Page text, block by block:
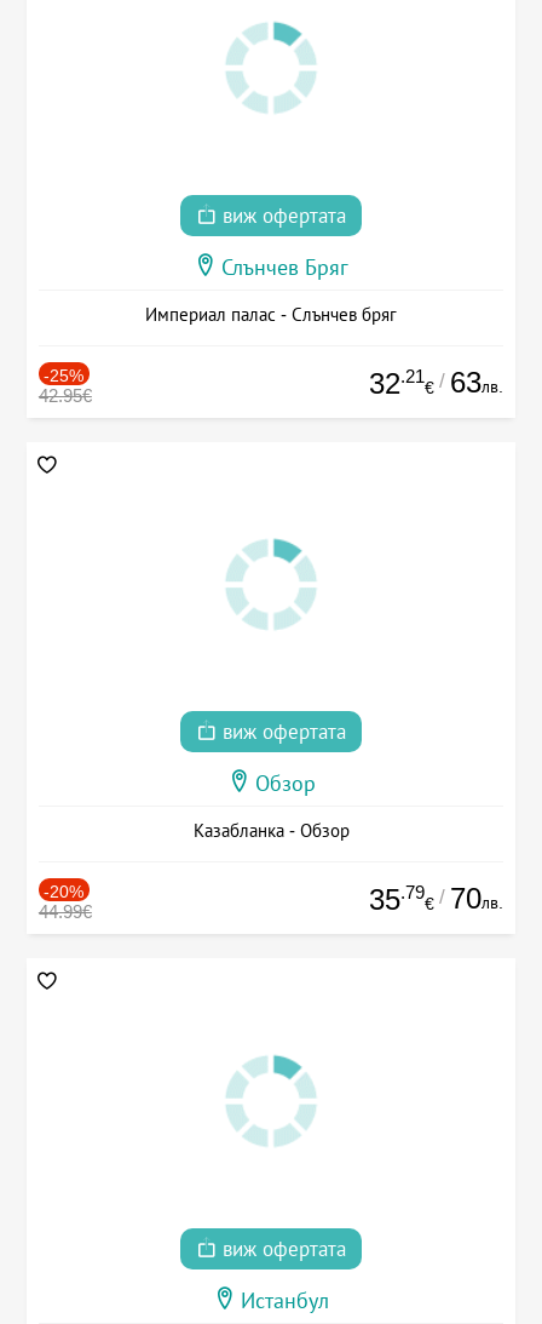
виж офертата
Слънчев Бряг
Империал палас - Слънчев бряг
-25%
42.95€ 32.21
€ / 63лв.
виж офертата
Обзор
Казабланка - Обзор
-20%
44.99€ 35.79
€ / 70лв.
виж офертата
Истанбул